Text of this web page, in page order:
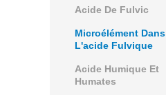
Acide De Fulvic
Microélément Dans
L'acide Fulvique
Acide Humique Et
Humates